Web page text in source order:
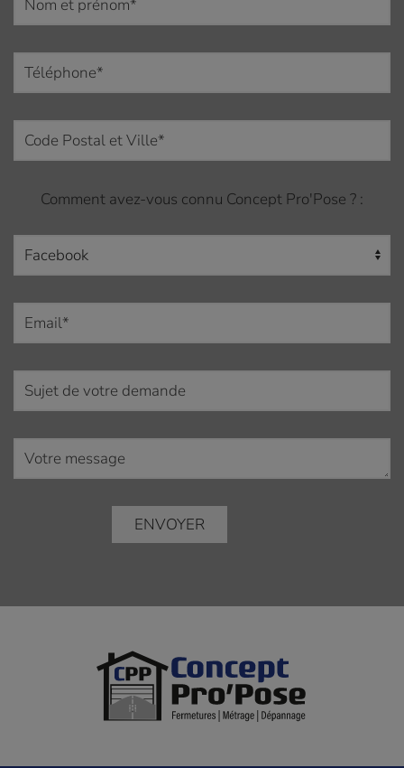
Comment avez-vous connu Concept Pro'Pose ? :